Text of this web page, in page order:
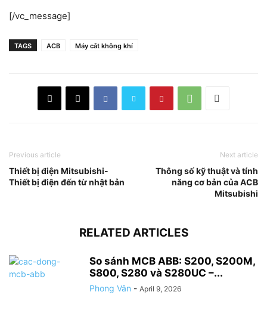
[/vc_message]
TAGS ACB Máy cắt không khí
Previous article
Thiết bị điện Mitsubishi-
Thiết bị điện đến từ nhật bản
Next article
Thông số kỹ thuật và tính
năng cơ bản của ACB
Mitsubishi
RELATED ARTICLES
So sánh MCB ABB: S200, S200M,
S800, S280 và S280UC –...
Phong Vân - April 9, 2026